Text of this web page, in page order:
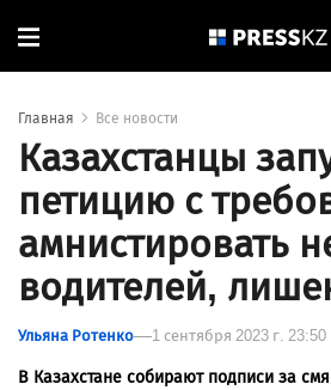
Главная Все новости
Казахстанцы
петицию с
амнистировать
водителей,
Ульяна Ротенко 1 сентября 2023 г. 23:50
В Казахстане собирают подписи за